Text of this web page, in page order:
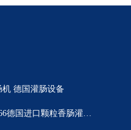
德国灌肠设备
F-Line F222/F266德国进口颗粒香肠灌装机 灌肠设备